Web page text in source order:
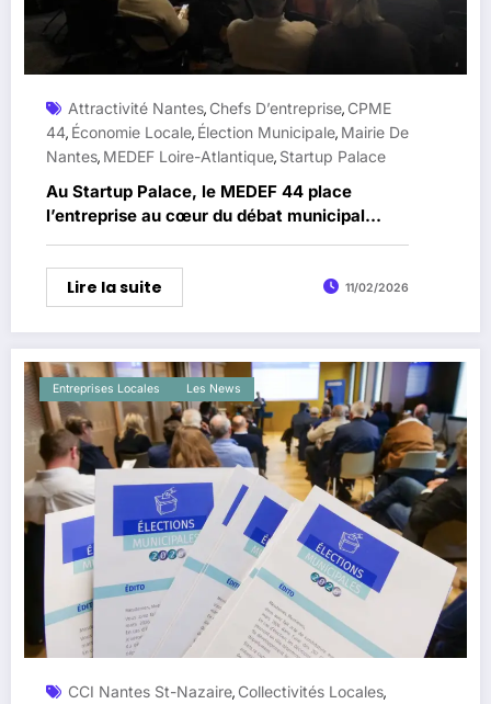
Attractivité Nantes, Chefs D’entreprise, CPME
44, Économie Locale, Élection Municipale, Mairie De
Nantes, MEDEF Loire-Atlantique, Startup Palace
Au Startup Palace, le MEDEF 44 place
l’entreprise au cœur du débat municipal
nantais
Lire la suite 11/02/2026
Entreprises Locales Les News
CCI Nantes St-Nazaire, Collectivités Locales,